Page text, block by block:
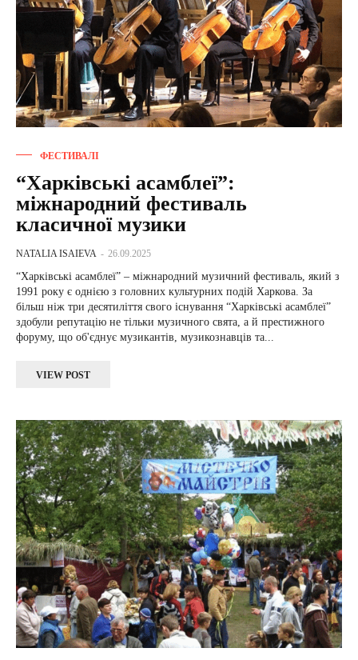
ФЕСТИВАЛІ
“Харківські асамблеї”:
міжнародний фестиваль
класичної музики
NATALIA ISAIEVA - 26.09.2025
“Харківські асамблеї” – міжнародний музичний фестиваль, який з
1991 року є однією з головних культурних подій Харкова. За
більш ніж три десятиліття свого існування “Харківські асамблеї”
здобули репутацію не тільки музичного свята, а й престижного
форуму, що об'єднує музикантів, музикознавців та...
VIEW POST